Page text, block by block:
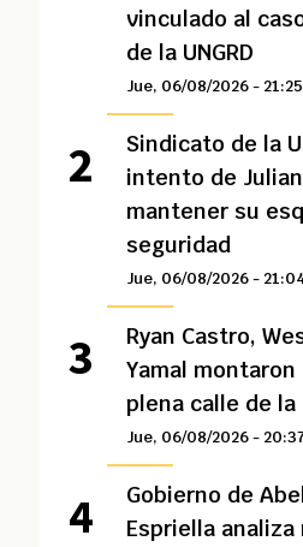
vinculado al
de la UNGRD
Jue, 06/08/2026 - 21:25
Sindicato de la
intento de
mantener su
seguridad
Jue, 06/08/2026 - 21:04
Ryan Castro,
Yamal
plena calle de la
Jue, 06/08/2026 -
Gobierno de
Espriella analiza